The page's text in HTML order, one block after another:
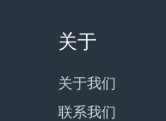
关于
关于我们
联系我们